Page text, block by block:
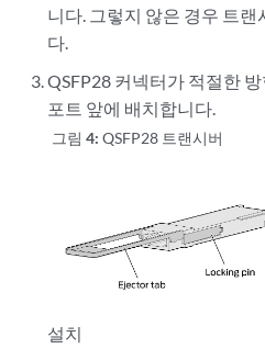
니다. 그렇지 않은 경우 트
다.
QSFP28 커넥터가 적절한
포트 앞에 배치합니다.
그림 4:QSFP28 트랜시버
설치